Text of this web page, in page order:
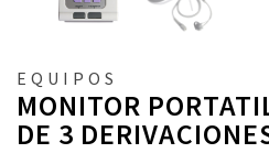
EQUIPOS
MONITOR
DE 3